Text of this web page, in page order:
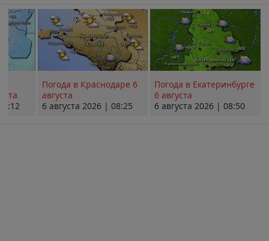
Погода в Краснодаре 6
августа
6 августа 2026 | 08:25
Погода в Екатеринбурге
6 августа
6 августа 2026 | 08:50